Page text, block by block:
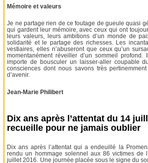
Mémoire et valeurs
Je ne partage rien de ce foutage de gueule quasi
qui gardent leur mémoire, avec ceux qui ont
leurs valeurs, leurs ambitions d’un monde de
solidarité et le partage des richesses. Les
vestiaires, elles n’abuseront que ceux qu’un
momentanément réveiller d’un sommeil profond.
importe de bousculer un laisser-aller coupable
consciences dont nous savons très
d’avenir.
Jean-Marie Philibert
Dix ans après l’attentat du 14
recueille pour ne jamais oublier
Dix ans après l’attentat qui a endeuillé la
rendu un hommage solennel aux 86 victimes de
juillet 2016. Une journée placée sous le signe du